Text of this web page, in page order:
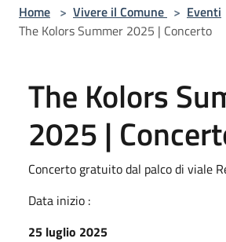
Home > Vivere il Comune > Eventi
The Kolors Summer 2025 | Concerto
The Kolors
2025 |
Concerto gratuito dal palco di viale
Data inizio :
25 luglio 2025